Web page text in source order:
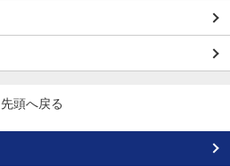
先頭へ戻る